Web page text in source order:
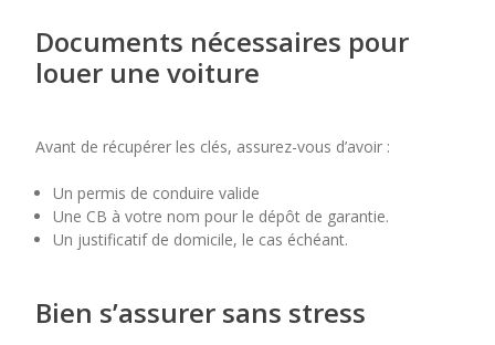
Documents nécessaires pour
louer une voiture
Avant de récupérer les clés, assurez-vous d’avoir :
Un permis de conduire valide
Une CB à votre nom pour le dépôt de garantie.
Un justificatif de domicile, le cas échéant.
Bien s’assurer sans stress